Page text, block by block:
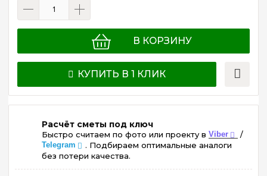
В КОРЗИНУ
КУПИТЬ В 1 КЛИК
Расчёт сметы под ключ
Быстро считаем по фото или проекту в Viber /
Telegram
. Подбираем оптимальные аналоги
без потери качества.